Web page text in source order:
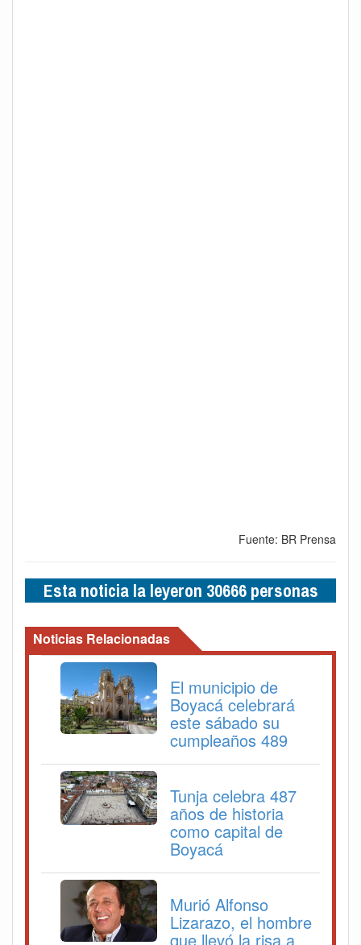
Fuente: BR Prensa
Esta noticia la leyeron 30666 personas
Noticias Relacionadas
El municipio de
Boyacá celebrará
este sábado su
cumpleaños 489
Tunja celebra 487
años de historia
como capital de
Boyacá
Murió Alfonso
Lizarazo, el hombre
que llevó la risa a